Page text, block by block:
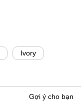
Ivory
Gợi ý cho bạn